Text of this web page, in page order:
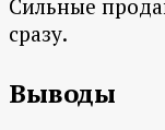
Сильные
сразу.
Выводы